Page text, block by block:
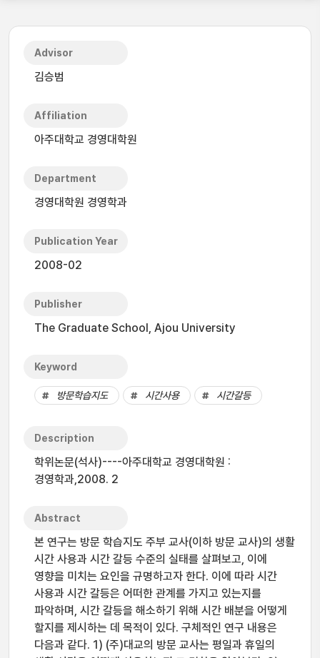
Advisor
김승범
Affiliation
아주대학교 경영대학원
Department
경영대학원 경영학과
Publication Year
2008-02
Publisher
The Graduate School, Ajou University
Keyword
방문학습지도 시간사용 시간갈등
Description
학위논문(석사)----아주대학교 경영대학원 :
경영학과,2008. 2
Abstract
본 연구는 방문 학습지도 주부 교사(이하 방문 교사)의 생활
시간 사용과 시간 갈등 수준의 실태를 살펴보고, 이에
영향을 미치는 요인을 규명하고자 한다. 이에 따라 시간
사용과 시간 갈등은 어떠한 관계를 가지고 있는지를
파악하며, 시간 갈등을 해소하기 위해 시간 배분을 어떻게
할지를 제시하는 데 목적이 있다. 구체적인 연구 내용은
다음과 같다. 1) (주)대교의 방문 교사는 평일과 휴일의